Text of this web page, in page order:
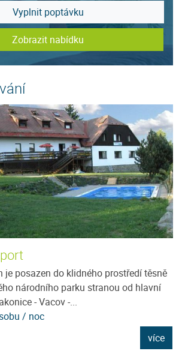
Vyplnit poptávku
Zobrazit nabídku
je posazen do klidného prostředí těsně
národního parku stranou od hlavní
- Vacov -...
/ noc
více